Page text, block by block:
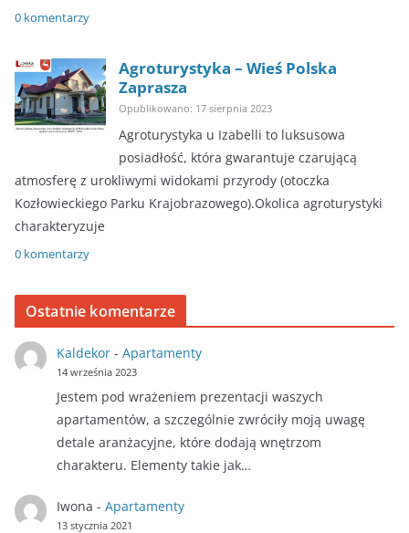
0 komentarzy
Agroturystyka – Wieś Polska
Zaprasza
Opublikowano: 17 sierpnia 2023
Agroturystyka u Izabelli to luksusowa
posiadłość, która gwarantuje czarującą
atmosferę z urokliwymi widokami przyrody (otoczka
Kozłowieckiego Parku Krajobrazowego).Okolica agroturystyki
charakteryzuje
0 komentarzy
Ostatnie komentarze
Kaldekor- Apartamenty
14 września 2023
Jestem pod wrażeniem prezentacji waszych
apartamentów, a szczególnie zwróciły moją uwagę
detale aranżacyjne, które dodają wnętrzom
charakteru. Elementy takie jak…
Iwona - Apartamenty
13 stycznia 2021